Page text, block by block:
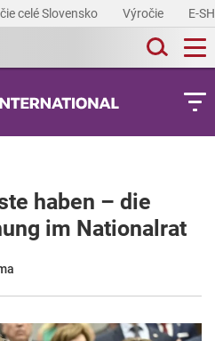
celé Slovensko Výročie E-
haben – die
im Nationalrat